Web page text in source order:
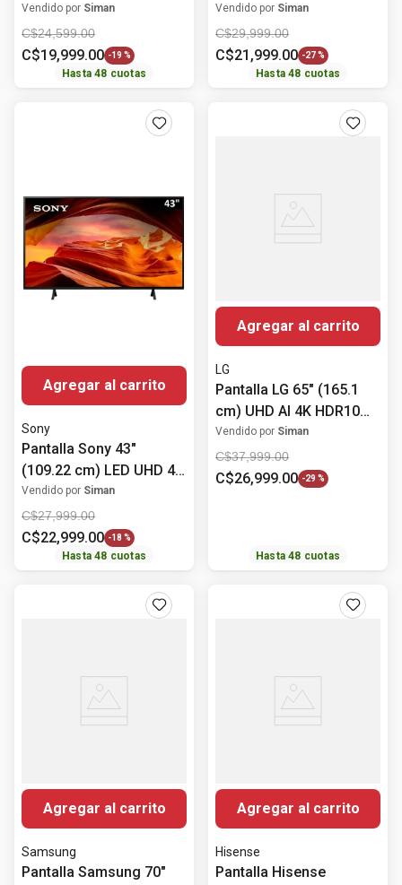
UHD 4K HDR10+
UN55U8000FPXPA
Vendido por Siman
C$24,599.00
C$19,999.00 -19 %
Hasta48 cuotas
HDR10 63909
Vendido por Siman
C$29,999.00
C$21 ,999.00 -27 %
Hasta48 cuotas
Agregar al carrito
Sony
Pantalla Sony 43"
(109.22 cm) LED UHD 4K
HDR10 KD-43X77L
Vendido por Siman
C$27,999.00
C$22,999.00 -18 %
Hasta48 cuotas
Agregar al carrito
LG
Pantalla LG 65" (165.1
cm) UHD AI 4K HDR10
Pro 65UA8000PSB
Vendido por Siman
C$37,999.00
C$26,999.00 -29 %
Hasta48 cuotas
Agregar al carrito
Samsung
Pantalla Samsung 70"
Agregar al carrito
Hisense
Pantalla Hisense